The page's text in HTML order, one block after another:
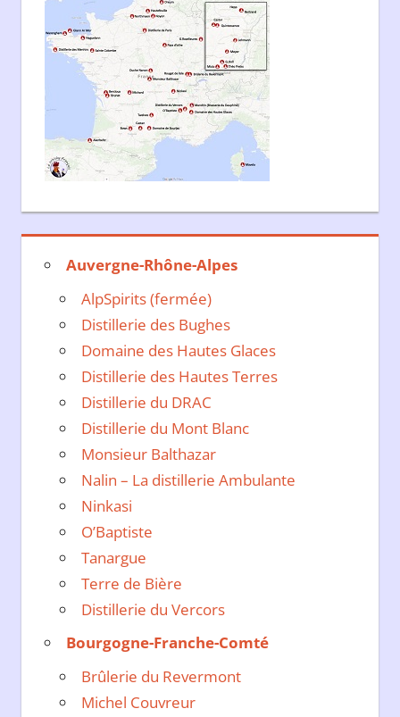
Auvergne-Rhône-Alpes
AlpSpirits (fermée)
Distillerie des Bughes
Domaine des Hautes Glaces
Distillerie des Hautes Terres
Distillerie du DRAC
Distillerie du Mont Blanc
Monsieur Balthazar
Nalin – La distillerie Ambulante
Ninkasi
O’Baptiste
Tanargue
Terre de Bière
Distillerie du Vercors
Bourgogne-Franche-Comté
Brûlerie du Revermont
Michel Couvreur